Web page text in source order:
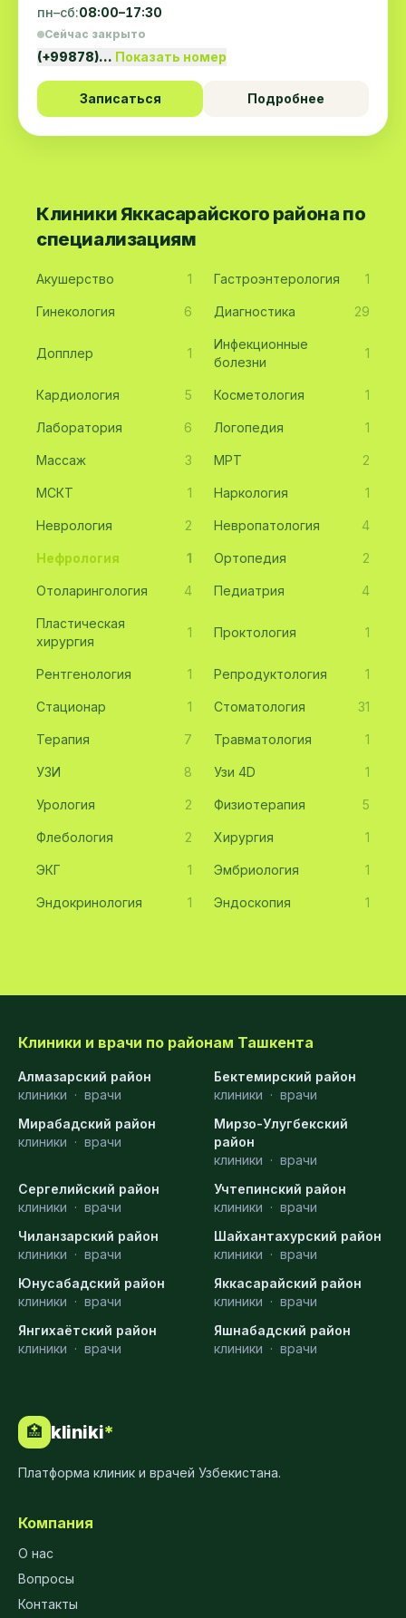
пн–сб:08:00–17:30
Сейчас закрыто
(+99878)… Показать номер
Записаться Подробнее
Клиники Яккасарайского района по
специализациям
Акушерство 1 Гастроэнтерология 1
Гинекология 6 Диагностика 29
Допплер 1
Инфекционные
болезни
1
Кардиология 5 Косметология 1
Лаборатория 6 Логопедия 1
Массаж 3 МРТ 2
МСКТ 1 Наркология 1
Неврология 2 Невропатология 4
Нефрология 1 Ортопедия 2
Отоларингология 4 Педиатрия 4
Пластическая
хирургия
1 Проктология 1
Рентгенология 1 Репродуктология 1
Стационар 1 Стоматология 31
Терапия 7 Травматология 1
УЗИ 8 Узи 4D 1
Урология 2 Физиотерапия 5
Флебология 2 Хирургия 1
ЭКГ 1 Эмбриология 1
Эндокринология 1 Эндоскопия 1
Клиники и врачи по районам Ташкента
Алмазарский район
клиники · врачи
Бектемирский район
клиники · врачи
Мирабадский район
клиники · врачи
Мирзо-Улугбекский
район
клиники · врачи
Сергелийский район
клиники · врачи
Учтепинский район
клиники · врачи
Чиланзарский район
клиники · врачи
Шайхантахурский район
клиники · врачи
Юнусабадский район
клиники · врачи
Яккасарайский район
клиники · врачи
Янгихаётский район
клиники · врачи
Яшнабадский район
клиники · врачи
🏥 kliniki*
Платформа клиник и врачей Узбекистана.
Компания
О нас
Вопросы
Контакты